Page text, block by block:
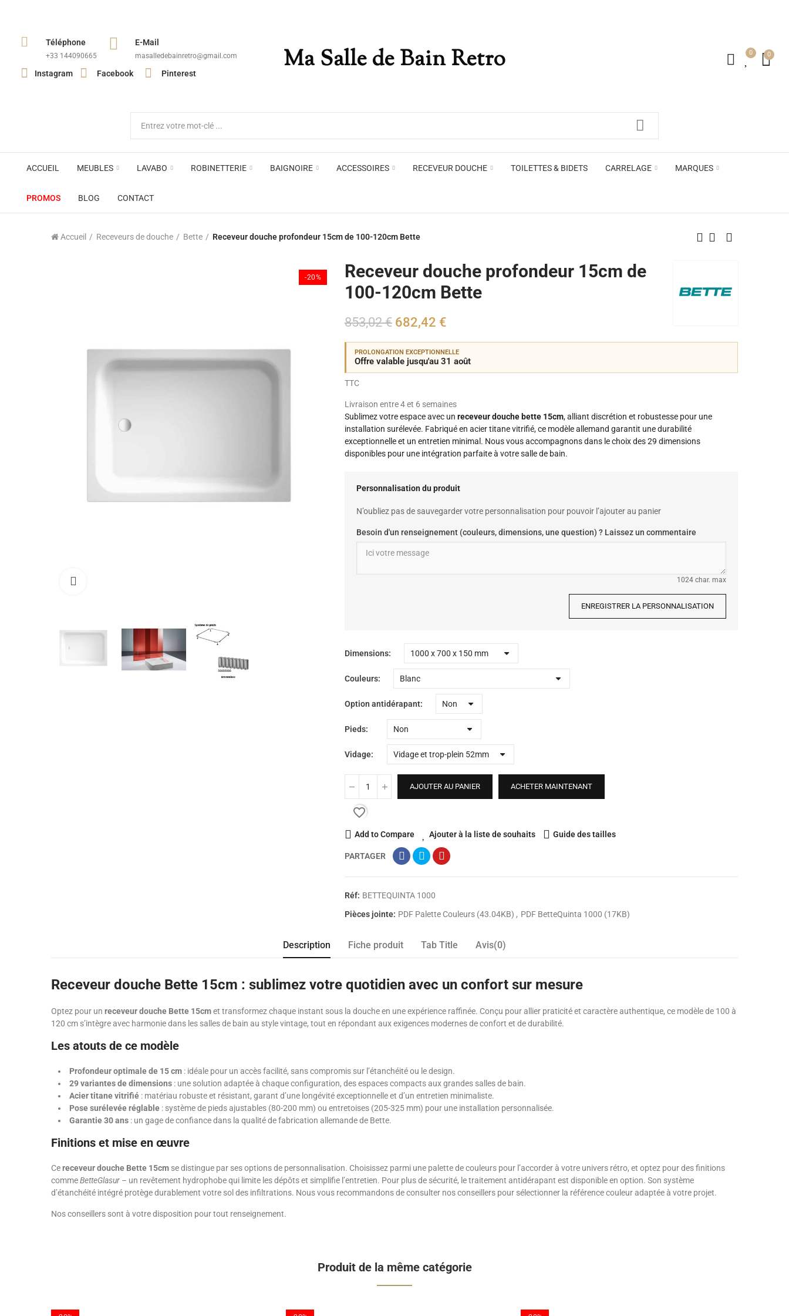
Téléphone
+33 144090665​
E-Mail
masalledebainretro@gmail.com
Instagram Facebook Pinterest Ma Salle de Bain Retro 0 0
ACCUEIL MEUBLES LAVABO ROBINETTERIE BAIGNOIRE ACCESSOIRES RECEVEUR DOUCHE TOILETTES & BIDETS CARRELAGE MARQUES
Plafonniers , spots et pendants
Voir toute la marque →
PROMOS BLOG CONTACT
Appliques murales Miroirs ACB
Accueil Receveurs de douche Bette Receveur douche profondeur 15cm de 100-120cm Bette
-20%
Receveur douche profondeur 15cm de
100-120cm Bette
853,02 € 682,42 €
PROLONGATION EXCEPTIONNELLE
Offre valable jusqu'au 31 août
TTC
Livraison entre 4 et 6 semaines
Sublimez votre espace avec un receveur douche bette 15cm, alliant discrétion et robustesse pour une
installation surélevée. Fabriqué en acier titane vitrifié, ce modèle allemand garantit une durabilité
exceptionnelle et un entretien minimal. Nous vous accompagnons dans le choix des 29 dimensions
disponibles pour une intégration parfaite à votre salle de bain.
Personnalisation du produit
N’oubliez pas de sauvegarder votre personnalisation pour pouvoir l’ajouter au panier
Besoin d'un renseignement (couleurs, dimensions, une question) ? Laissez un commentaire
1024 char. max
ENREGISTRER LA PERSONNALISATION
Dimensions
Couleurs
Option antidérapant
Pieds
Vidage
AJOUTER AU PANIER ACHETER MAINTENANT
favorite_border
Add to Compare Ajouter à la liste de souhaits Guide des tailles
PARTAGER
Réf: BETTEQUINTA 1000
Pièces jointe: PDF Palette Couleurs (43.04KB) PDF BetteQuinta 1000 (17KB)
Description Fiche produit Tab Title Avis(0)
Receveur douche Bette 15cm : sublimez votre quotidien avec un confort sur mesure
Optez pour un receveur douche Bette 15cmet transformez chaque instant sous la douche en une expérience raffinée. Conçu pour allier praticité et caractère authentique, ce modèle de 100 à
120 cm s’intègre avec harmonie dans les salles de bain au style vintage, tout en répondant aux exigences modernes de confort et de durabilité.
Les atouts de ce modèle
Profondeur optimale de 15 cm : idéale pour un accès facilité, sans compromis sur l’étanchéité ou le design.
29 variantes de dimensions : une solution adaptée à chaque configuration, des espaces compacts aux grandes salles de bain.
Acier titane vitrifié : matériau robuste et résistant, garant d’une longévité exceptionnelle et d’un entretien minimaliste.
Pose surélevée réglable : système de pieds ajustables (80-200 mm) ou entretoises (205-325 mm) pour une installation personnalisée.
Garantie 30 ans : un gage de confiance dans la qualité de fabrication allemande de Bette.
Finitions et mise en œuvre
Cereceveur douche Bette 15cm se distingue par ses options de personnalisation. Choisissez parmi une palette de couleurs pour l’accorder à votre univers rétro, et optez pour des finitions
commeBetteGlasur – un revêtement hydrophobe qui limite les dépôts et simplifie l’entretien. Pour plus de sécurité, le traitement antidérapant est disponible en option. Son système
d’étanchéité intégré protège durablement votre sol des infiltrations. Nous vous recommandons de consulter nos conseillers pour sélectionner la référence couleur adaptée à votre projet.
Nos conseillers sont à votre disposition pour tout renseignement.
Produit de la même catégorie